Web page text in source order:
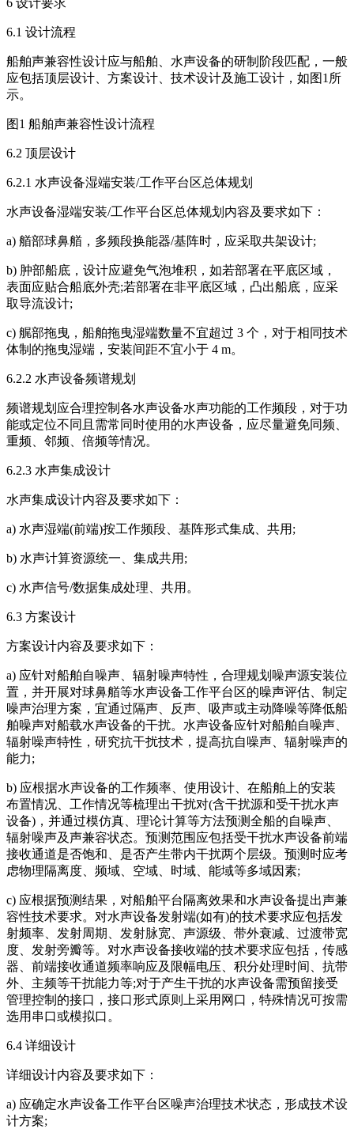
6 设计要求
6.1 设计流程
船舶声兼容性设计应与船舶、水声设备的研制阶段匹配，一般
应包括顶层设计、方案设计、技术设计及施工设计，如图1所
示。
图1 船舶声兼容性设计流程
6.2 顶层设计
6.2.1 水声设备湿端安装/工作平台区总体规划
水声设备湿端安装/工作平台区总体规划内容及要求如下：
a) 艏部球鼻艏，多频段换能器/基阵时，应采取共架设计;
b) 肿部船底，设计应避免气泡堆积，如若部署在平底区域，
表面应贴合船底外壳;若部署在非平底区域，凸出船底，应采
取导流设计;
c) 艉部拖曳，船舶拖曳湿端数量不宜超过 3 个，对于相同技术
体制的拖曳湿端，安装间距不宜小于 4 m。
6.2.2 水声设备频谱规划
频谱规划应合理控制各水声设备水声功能的工作频段，对于功
能或定位不同且需常同时使用的水声设备，应尽量避免同频、
重频、邻频、倍频等情况。
6.2.3 水声集成设计
水声集成设计内容及要求如下：
a) 水声湿端(前端)按工作频段、基阵形式集成、共用;
b) 水声计算资源统一、集成共用;
c) 水声信号/数据集成处理、共用。
6.3 方案设计
方案设计内容及要求如下：
a) 应针对船舶自噪声、辐射噪声特性，合理规划噪声源安装位
置，并开展对球鼻艏等水声设备工作平台区的噪声评估、制定
噪声治理方案，宜通过隔声、反声、吸声或主动降噪等降低船
舶噪声对船载水声设备的干扰。水声设备应针对船舶自噪声、
辐射噪声特性，研究抗干扰技术，提高抗自噪声、辐射噪声的
能力;
b) 应根据水声设备的工作频率、使用设计、在船舶上的安装
布置情况、工作情况等梳理出干扰对(含干扰源和受干扰水声
设备)，并通过模仿真、理论计算等方法预测全船的自噪声、
辐射噪声及声兼容状态。预测范围应包括受干扰水声设备前端
接收通道是否饱和、是否产生带内干扰两个层级。预测时应考
虑物理隔离度、频域、空域、时域、能域等多域因素;
c) 应根据预测结果，对船舶平台隔离效果和水声设备提出声兼
容性技术要求。对水声设备发射端(如有)的技术要求应包括发
射频率、发射周期、发射脉宽、声源级、带外衰减、过渡带宽
度、发射旁瓣等。对水声设备接收端的技术要求应包括，传感
器、前端接收通道频率响应及限幅电压、积分处理时间、抗带
外、主频等干扰能力等;对于产生干扰的水声设备需预留接受
管理控制的接口，接口形式原则上采用网口，特殊情况可按需
选用串口或模拟口。
6.4 详细设计
详细设计内容及要求如下：
a) 应确定水声设备工作平台区噪声治理技术状态，形成技术设
计方案;